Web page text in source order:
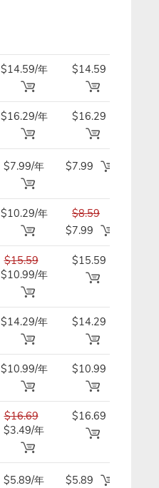
$14.59/年 $14.59
$16.29/年 $16.29
$7.99/年 $7.99
$10.29/年
$8.59
$7.99
$15.59
$10.99/年
$15.59
$14.29/年 $14.29
$10.99/年 $10.99
$16.69
$3.49/年
$16.69
$5.89/年 $5.89